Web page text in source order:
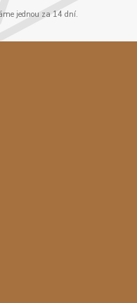
jednou za 14 dní.